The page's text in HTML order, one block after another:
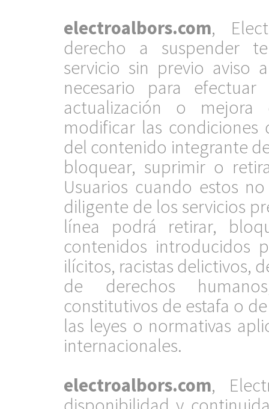
electroalbors.com,
derecho a suspender
servicio sin previo aviso
necesario para
actualización o mejora
modificar las
del contenido integrante
bloquear, suprimir o
Usuarios cuando estos
diligente de los servicios
línea podrá retirar,
contenidos introducidos
ilícitos, racistas delictivos,
de derechos
constitutivos de estafa o
las leyes o normativas
internacionales.
electroalbors.com,